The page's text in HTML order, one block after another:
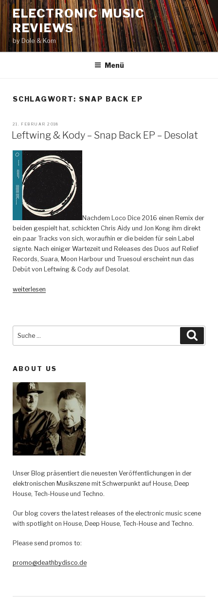
Zum
Inhalt
springen
ELECTRONIC MUSIC
REVIEWS
by Dole & Kom
Menü
SCHLAGWORT: SNAP BACK EP
VERÖFFENTLICHT
21. FEBRUAR 2018
Leftwing & Kody – Snap Back EP – Desolat
Nachdem Loco Dice 2016 einen Remix der
beiden gespielt hat, schickten Chris Aidy und Jon Kong ihm direkt
ein paar Tracks von sich, woraufhin er die beiden für sein Label
signte. Nach einiger Wartezeit und Releases des Duos auf Relief
Records, Suara, Moon Harbour und Truesoul erscheint nun das
Debüt von Leftwing & Cody auf Desolat.
„Leftwing
Back
Desolat“
weiterlesen
ABOUT US
Unser Blog präsentiert die neuesten Veröffentlichungen in der
elektronischen Musikszene mit Schwerpunkt auf House, Deep
House, Tech-House und Techno.
Our blog covers the latest releases of the electronic music scene
with spotlight on House, Deep House, Tech-House and Techno.
Please send promos to:
promo@deathbydisco.de